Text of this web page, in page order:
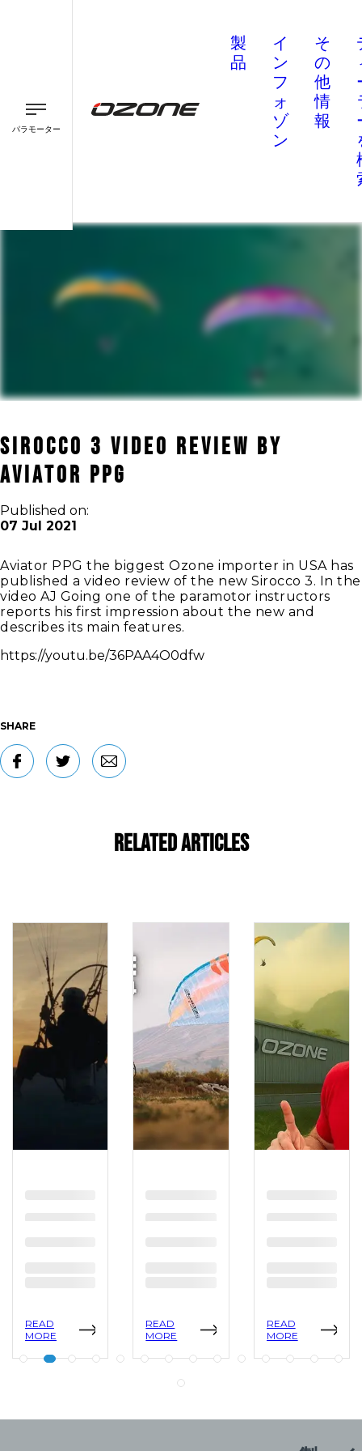
パラモーター
製
品
イ
ン
フ
ォ
ゾ
ン
そ
の
他
情
報
Sirocco 3 video review by
Aviator PPG
Published on:
07 Jul 2021
Aviator PPG the biggest Ozone importer in USA has
published a video review of the new Sirocco 3. In the
video AJ Going one of the paramotor instructors
reports his first impression about the new and
describes its main features.
https://youtu.be/36PAA4O0dfw
SHARE
Related Articles
READ
MORE
READ
MORE
READ
MORE